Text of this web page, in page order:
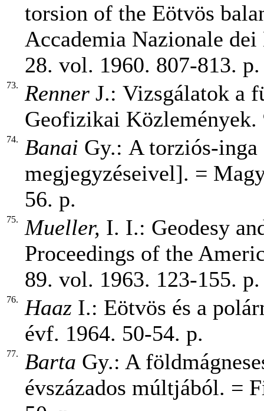
torsion of the Eötvös
Accademia Nazionale
28. vol. 1960. 807-813. p.
73. Renner J.: Vizsgálatok a
Geofizikai
74. Banai Gy.: A torziós-
megjegyzéseivel]. =
56. p.
75. Mueller, I. I.: Geodesy
Proceedings of the
89. vol. 1963. 123-155. p.
76. Haaz I.: Eötvös és a
évf. 1964. 50-54. p.
77. Barta Gy.: A
évszázados múltjából. =